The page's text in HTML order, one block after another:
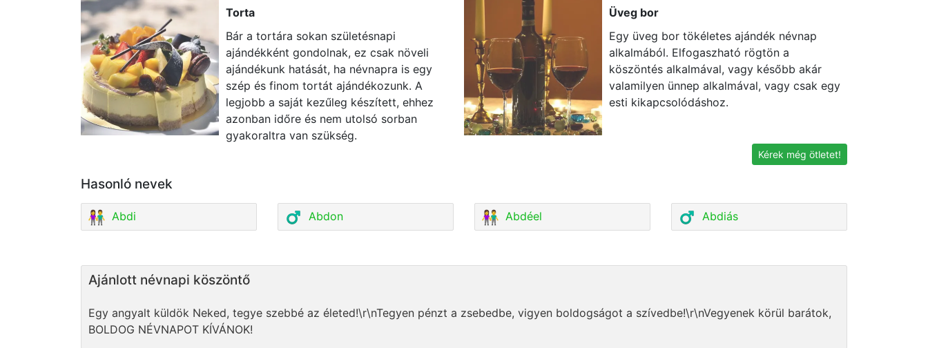
Torta
Bár a tortára sokan születésnapi
ajándékként gondolnak, ez csak növeli
ajándékunk hatását, ha névnapra is egy
szép és finom tortát ajándékozunk. A
legjobb a saját kezűleg készített, ehhez
azonban időre és nem utolsó sorban
gyakoraltra van szükség.
Üveg bor
Egy üveg bor tökéletes ajándék névnap
alkalmából. Elfogaszható rögtön a
köszöntés alkalmával, vagy később akár
valamilyen ünnep alkalmával, vagy csak egy
esti kikapcsolódáshoz.
Kérek még ötletet!
Hasonló nevek
Abdi Abdon Abdéel Abdiás
Ajánlott névnapi köszöntő
Egy angyalt küldök Neked, tegye szebbé az életed!\r\nTegyen pénzt a zsebedbe, vigyen boldogságot a szívedbe!\r\nVegyenek körül barátok,
BOLDOG NÉVNAPOT KÍVÁNOK!